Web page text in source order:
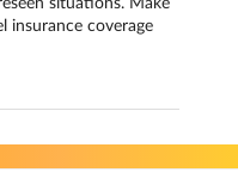
insurance coverage